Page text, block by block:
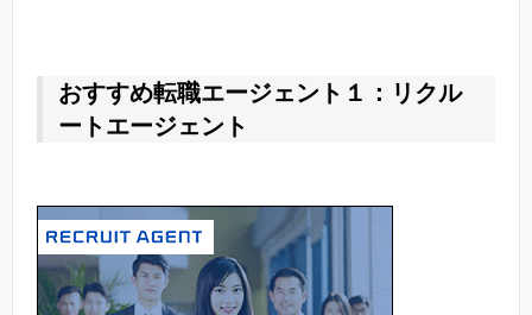
おすすめ転職エージェント１：リクル
ートエージェント